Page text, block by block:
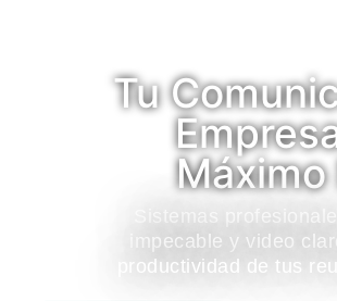
Tu
Máximo
Sistemas
impecable y video
productividad de tus